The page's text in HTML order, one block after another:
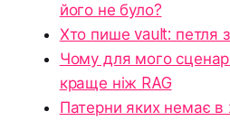
його не було?
Хто пише vault: петля
Чому для мого
краще ніж RAG
Патерни яких немає в